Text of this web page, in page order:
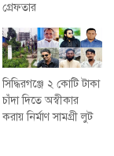
গ্রেফতার
সিদ্ধিরগঞ্জে ২ কোটি টাকা
চাঁদা দিতে অস্বীকার
করায় নির্মাণ সামগ্রী লুট